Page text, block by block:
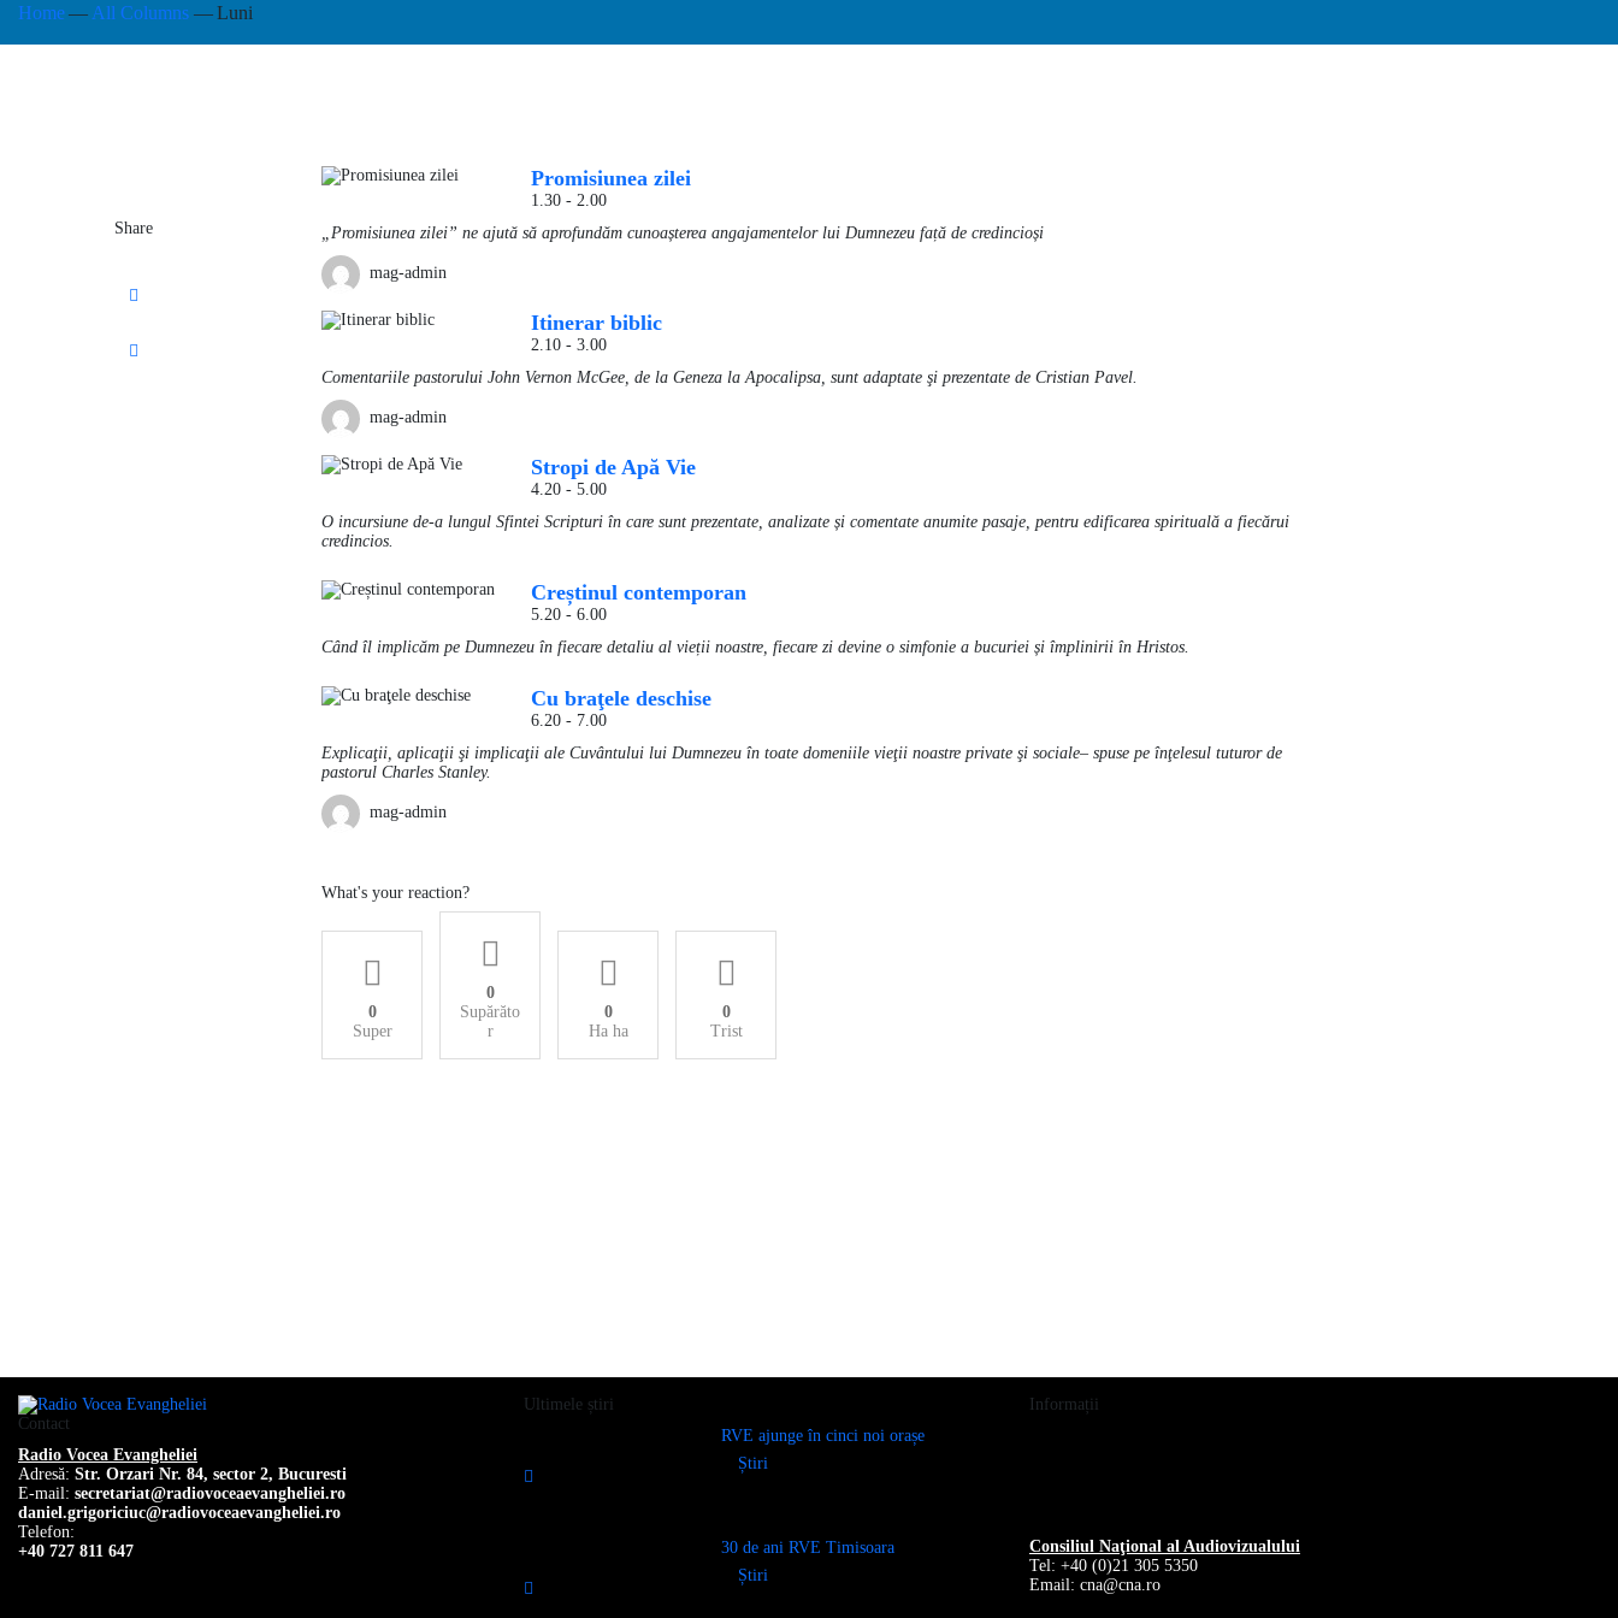
Home All Columns Luni
Share
Promisiunea zilei
1.30- 2.00
„Promisiunea zilei” ne ajută să aprofundăm cunoașterea angajamentelor lui Dumnezeu față de credincioși
mag-admin
Itinerar biblic
2.10- 3.00
Comentariile pastorului John Vernon McGee, de la Geneza la Apocalipsa, sunt adaptate şi prezentate de Cristian Pavel.
mag-admin
Stropi de Apă Vie
4.20- 5.00
O incursiune de-a lungul Sfintei Scripturi în care sunt prezentate, analizate și comentate anumite pasaje, pentru edificarea spirituală a fiecărui
credincios.
Creștinul contemporan
5.20- 6.00
Când îl implicăm pe Dumnezeu în fiecare detaliu al vieții noastre, fiecare zi devine o simfonie a bucuriei și împlinirii în Hristos.
Cu braţele deschise
6.20- 7.00
Explicaţii, aplicaţii şi implicaţii ale Cuvântului lui Dumnezeu în toate domeniile vieţii noastre private şi sociale– spuse pe înţelesul tuturor de
pastorul Charles Stanley.
mag-admin
What's your reaction?
0
Super
0
Supărăto
r
0
Ha ha
0
Trist
Contact
Radio Vocea Evangheliei
Adresă: Str. Orzari Nr. 84, sector 2, Bucuresti
E-mail: secretariat@radiovoceaevangheliei.ro
daniel.grigoriciuc@radiovoceaevangheliei.ro
Telefon:
+40 727 811 647
Ultimele știri
RVE ajunge în cinci noi orașe
Știri
30 de ani RVE Timisoara
Știri
Informații
Consiliul Naţional al Audiovizualului
Tel: +40 (0)21 305 5350
Email: cna@cna.ro